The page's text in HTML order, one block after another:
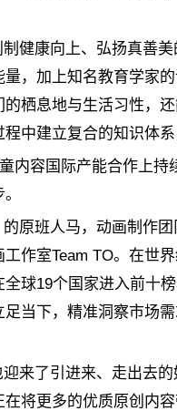
健康向上、弘扬真善
，加上知名教育学家
栖息地与生活习性，
中建立复合的知识体系
内容国际产能合作上持
原班人马，动画制作
作室Team TO。在世
球19个国家进入前十榜
当下，精准洞察市场
来了引进来、走出去
将更多的优质原创内